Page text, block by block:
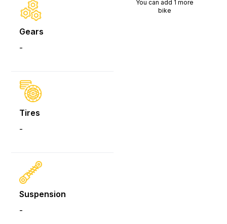
Gears
-
Tires
-
Suspension
-
You can add 1 more
bike